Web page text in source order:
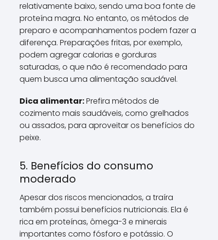
relativamente baixo, sendo uma boa fonte de
proteína magra. No entanto, os métodos de
preparo e acompanhamentos podem fazer a
diferença. Preparações fritas, por exemplo,
podem agregar calorias e gorduras
saturadas, o que não é recomendado para
quem busca uma alimentação saudável.
Dica alimentar:Prefira métodos de
cozimento mais saudáveis, como grelhados
ou assados, para aproveitar os benefícios do
peixe.
5. Benefícios do consumo
moderado
Apesar dos riscos mencionados, a traíra
também possui benefícios nutricionais. Ela é
rica em proteínas, ômega-3 e minerais
importantes como fósforo e potássio. O